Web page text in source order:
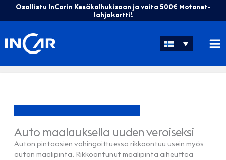
Osallistu InCarin Kesäkolhukisaan ja voita 500€ Motonet-
lahjakortti!
Auto maalauksella uuden veroiseksi
Auton pintaosien vahingoittuessa rikkoontuu usein myös
auton maalipinta. Rikkoontunut maalipinta aiheuttaa